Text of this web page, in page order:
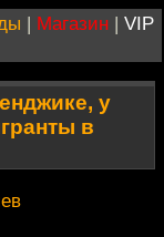
| Магазин | VIP
у
в